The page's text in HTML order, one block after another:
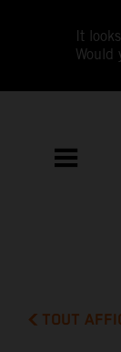
It
Would
TOUT